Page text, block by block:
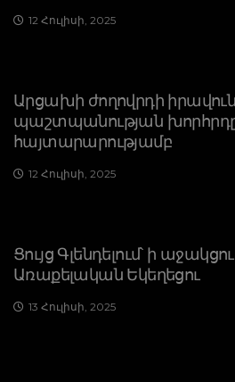
12 Հուլիսի, 2025
Արցախի ժողովրդի
պաշտպանության խորհրդը
հայտարարությամբ
12 Հուլիսի, 2025
Ցույց Գլենդելում՝ ի
Առաքելական Եկեղեցու
13 Հուլիսի, 2025